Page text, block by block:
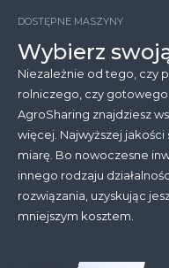
DOSTĘPNE MASZYNY
Wybierz
Niezależnie od tego, czy
rolniczego, czy gotowego
AgroSharing znajdziesz
więcej. Najwyższej
miarę. Bo nowoczesne
innego rodzaju
rozwiązania, uzyskując
mniejszym kosztem.